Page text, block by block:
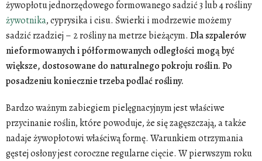
żywopłotu jednorzędowego formowanego sadzić 3 lub 4 rośliny
żywotnika, cyprysika i cisu. Świerki i modrzewie możemy
sadzić rzadziej – 2 rośliny na metrze bieżącym. Dla szpalerów
nieformowanych i półformowanych odległości mogą być
większe, dostosowane do naturalnego pokroju roślin. Po
posadzeniu koniecznie trzeba podlać rośliny.
Bardzo ważnym zabiegiem pielęgnacyjnym jest właściwe
przycinanie roślin, które powoduje, że się zagęszczają, a także
nadaje żywopłotowi właściwą formę. Warunkiem otrzymania
gęstej osłony jest coroczne regularne cięcie. W pierwszym roku